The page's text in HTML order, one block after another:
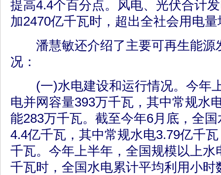
提高4.4个百分点。风电、光伏合计
加2470亿千瓦时，超出全社会用电
潘慧敏还介绍了主要可再生能源
况：
(一)水电建设和运行情况。今年
电并网容量393万千瓦，其中常规水
能283万千瓦。截至今年6月底，全
4.4亿千瓦，其中常规水电3.79亿千
千瓦。今年上半年，全国规模以上水
千瓦时，全国水电累计平均利用小时